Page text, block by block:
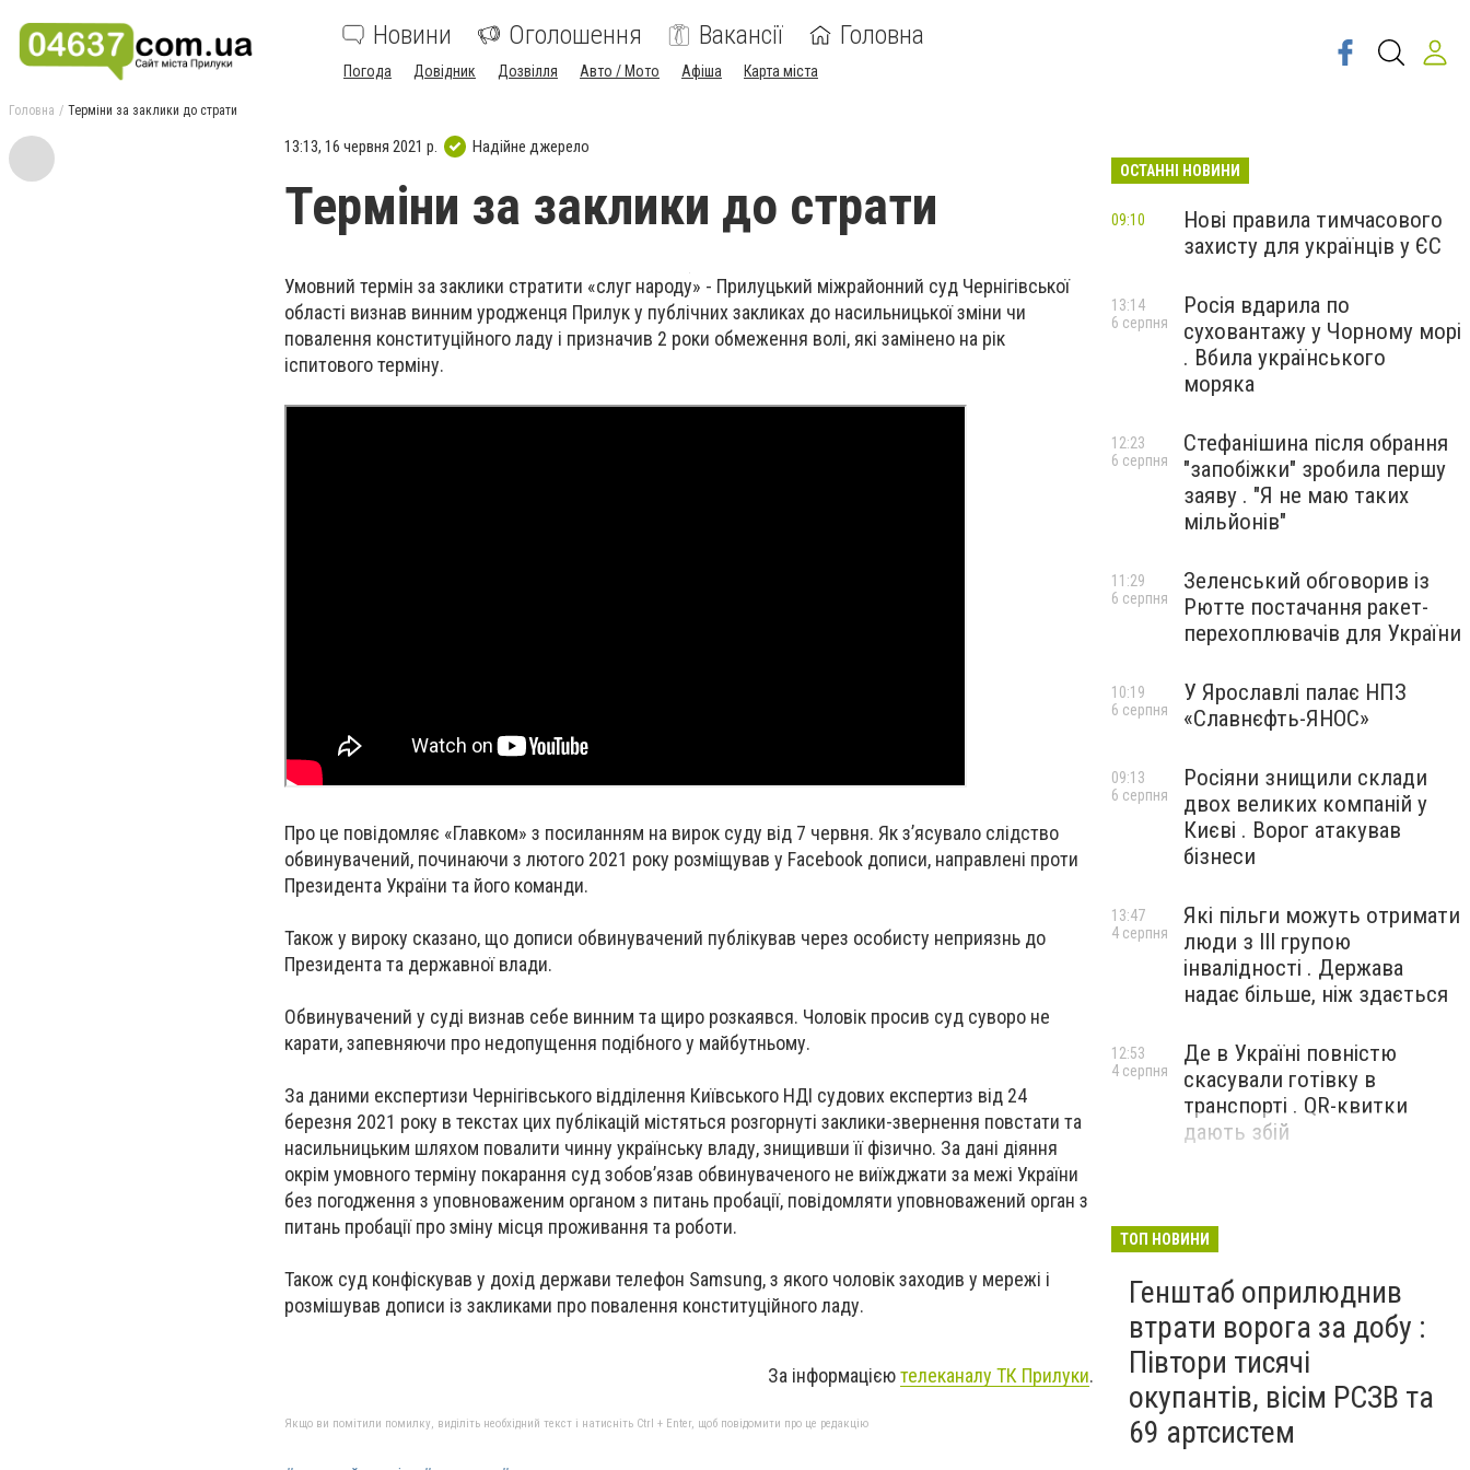
Новини Оголошення Вакансії Головна
Погода Довідник Дозвілля Авто / Мото Афіша Карта міста
Головна Терміни за заклики до страти
13:13, 16 червня 2021 р. Надійне джерело
Терміни за заклики до страти
Умовний термін за заклики стратити «слуг народу» - Прилуцький міжрайонний суд Чернігівської
області визнав винним уродженця Прилук у публічних закликах до насильницької зміни чи
повалення конституційного ладу і призначив 2 роки обмеження волі, які замінено на рік
іспитового терміну.
Про це повідомляє «Главком» з посиланням на вирок суду від 7 червня. Як з’ясувало слідство
обвинувачений, починаючи з лютого 2021 року розміщував у Facebook дописи, направлені проти
Президента України та його команди.
Також у вироку сказано, що дописи обвинувачений публікував через особисту неприязнь до
Президента та державної влади.
Обвинувачений у суді визнав себе винним та щиро розкаявся. Чоловік просив суд суворо не
карати, запевняючи про недопущення подібного у майбутньому.
За даними експертизи Чернігівського відділення Київського НДІ судових експертиз від 24
березня 2021 року в текстах цих публікацій містяться розгорнуті заклики-звернення повстати та
насильницьким шляхом повалити чинну українську владу, знищивши її фізично. За дані діяння
окрім умовного терміну покарання суд зобов’язав обвинуваченого не виїжджати за межі України
без погодження з уповноваженим органом з питань пробації, повідомляти уповноважений орган з
питань пробації про зміну місця проживання та роботи.
Також суд конфіскував у дохід держави телефон Samsung, з якого чоловік заходив у мережі і
розмішував дописи із закликами про повалення конституційного ладу.
За інформацієютелеканалу ТК Прилуки.
Якщо ви помітили помилку, виділіть необхідний текст і натисніть Ctrl + Enter, щоб повідомити про це редакцію
ОСТАННІ НОВИНИ
Нові правила тимчасового
захисту для українців у ЄС
09:10
Росія вдарила по
суховантажу у Чорному морі
. Вбила українського
моряка
13:14
6 серпня
Стефанішина після обрання
"запобіжки" зробила першу
заяву . "Я не маю таких
мільйонів"
12:23
6 серпня
Зеленський обговорив із
Рютте постачання ракет-
перехоплювачів для України
11:29
6 серпня
У Ярославлі палає НПЗ
«Славнєфть-ЯНОС»
10:19
6 серпня
Росіяни знищили склади
двох великих компаній у
Києві . Ворог атакував
бізнеси
09:13
6 серпня
Які пільги можуть отримати
люди з III групою
інвалідності . Держава
надає більше, ніж здається
13:47
4 серпня
Де в Україні повністю
скасували готівку в
транспорті . QR-квитки
дають збій
12:53
4 серпня
ТОП НОВИНИ
Генштаб оприлюднив
втрати ворога за добу :
Півтори тисячі
окупантів, вісім РСЗВ та
69 артсистем